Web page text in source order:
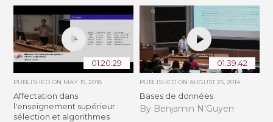
01:20:29
PUBLISHED ON MAY 15, 2018
Affectation dans
l'enseignement supérieur :
sélection et algorithmes
01:39:42
PUBLISHED ON AUGUST 25, 2014
Bases de données
By Benjamin N'Guyen